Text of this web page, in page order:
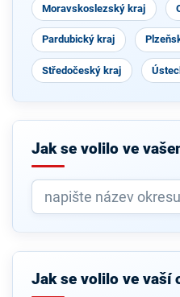
Moravskoslezský kraj
Pardubický kraj
Středočeský kraj
Jak se volilo ve
Jak se volilo ve vaší